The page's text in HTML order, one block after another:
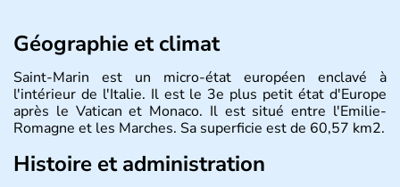
Géographie et climat
Saint-Marin est un micro-état européen enclavé à
l'intérieur de l'Italie. Il est le 3e plus petit état d'Europe
après le Vatican et Monaco. Il est situé entre l'Emilie-
Romagne et les Marches. Sa superficie est de 60,57 km2.
Histoire et administration